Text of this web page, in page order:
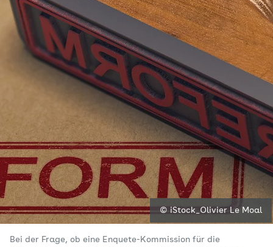
© iStock_Olivier Le Moal
Bei der Frage, ob eine Enquete-Kommission für die